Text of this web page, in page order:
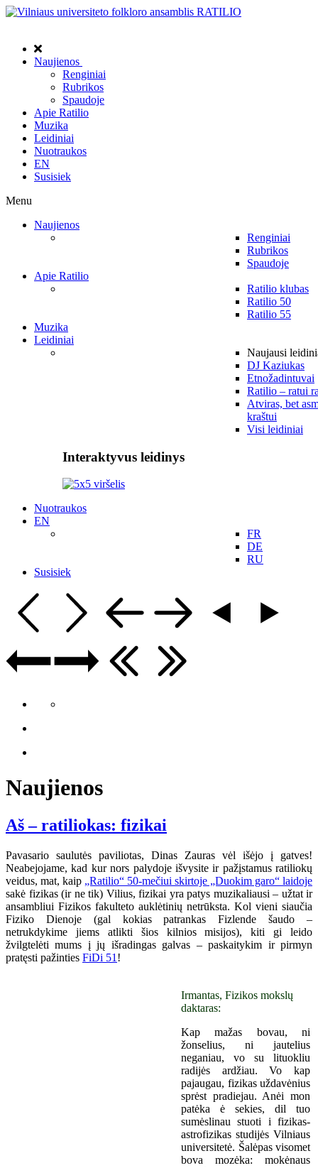
Naujienos
Renginiai
Rubrikos
Spaudoje
Apie Ratilio
Muzika
Leidiniai
Nuotraukos
EN
Susisiek
Menu
Naujienos
Renginiai
Rubrikos
Spaudoje
Apie Ratilio
Ratilio klubas
Ratilio 50
Ratilio 55
Muzika
Leidiniai
Naujausi
DJ Kaziukas
Etnožadintuvai
Ratilio – ratui
Atviras, bet
kraštui
Visi leidiniai
Interaktyvus leidinys
Nuotraukos
EN
FR
DE
RU
Susisiek
Naujienos
Aš – ratiliokas: fizikai
Pavasario saulutės paviliotas, Dinas Zauras vėl išėjo į gatves!
Neabejojame, kad kur nors palydoje išvysite ir pažįstamus ratiliokų
veidus, mat, kaip „Ratilio“ 50-mečiui skirtoje „Duokim garo“ laidoje
sakė fizikas (ir ne tik) Vilius, fizikai yra patys muzikaliausi – užtat ir
ansambliui Fizikos fakulteto auklėtinių netrūksta. Kol vieni siaučia
Fiziko Dienoje (gal kokias patrankas Fizlende šaudo –
netrukdykime jiems atlikti šios kilnios misijos), kiti gi leido
žvilgtelėti mums į jų išradingas galvas – paskaitykim ir pirmyn
pratęsti pažinties FiDi 51 !
Irmantas, Fizikos mokslų
daktaras:
Kap mažas bovau, ni
žonselius, ni jautelius
neganiau, vo su lituokliu
radijės ardžiau. Vo kap
pajaugau, fizikas uždavėnius
sprėst pradiejau. Anėi mon
patėka ė sekies, dil tuo
sumėslinau stuoti i fizikas-
astrofizikas studijės Vilniaus
universitetė. Šalėpas visomet
bova mozėka: mokėnaus